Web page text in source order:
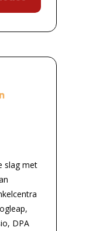
slag met
DPA